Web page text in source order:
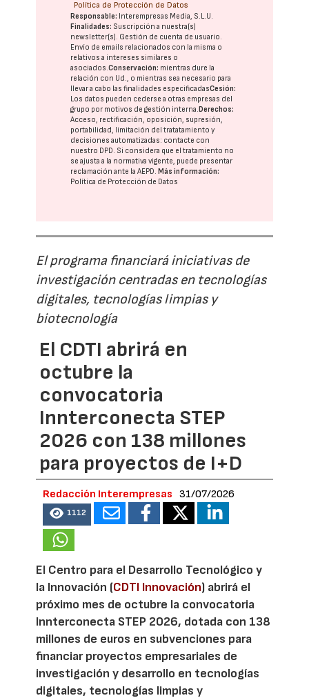
Política de Protección de Datos
Responsable: Interempresas Media, S.L.U.
Finalidades: Suscripción a nuestra(s)
newsletter(s). Gestión de cuenta de usuario.
Envío de emails relacionados con la misma o
relativos a intereses similares o
asociados.Conservación: mientras dure la
relación con Ud., o mientras sea necesario para
llevar a cabo las finalidades especificadasCesión:
Los datos pueden cederse a otras empresas del
grupo por motivos de gestión interna. Derechos:
Acceso, rectificación, oposición, supresión,
portabilidad, limitación del tratatamiento y
decisiones automatizadas: contacte con
nuestro DPD. Si considera que el tratamiento no
se ajusta a la normativa vigente, puede presentar
reclamación ante laAEPD. Más información:
Política de Protección de Datos
El programa financiará iniciativas de
investigación centradas en tecnologías
digitales, tecnologías limpias y
biotecnología
El CDTI abrirá en
octubre la
convocatoria
Innterconecta STEP
2026 con 138 millones
para proyectos de I+D
Redacción Interempresas 31/07/2026
1112
El Centro para el Desarrollo Tecnológico y
la Innovación (CDTI Innovación) abrirá el
próximo mes de octubre la convocatoria
Innterconecta STEP 2026, dotada con 138
millones de euros en subvenciones para
financiar proyectos empresariales de
investigación y desarrollo en tecnologías
digitales, tecnologías limpias y